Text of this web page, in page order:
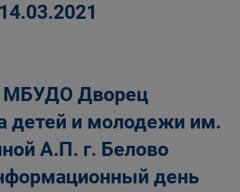
МБУДО Дворец
детей и молодежи им.
А.П. г. Белово
день